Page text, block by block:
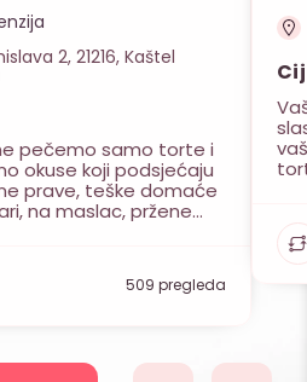
2, 21216, Kaštel
pečemo samo torte i
okuse koji podsjećaju
prave, teške domaće
na maslac, pržene
i elegantnoj
asortiman slastica
nešto […]
509 pregleda